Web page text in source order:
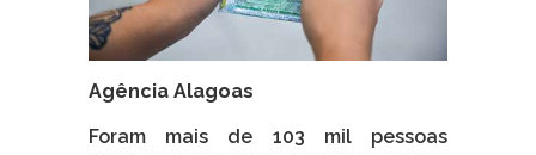
Agência Alagoas
Foram mais de 103 mil pessoas